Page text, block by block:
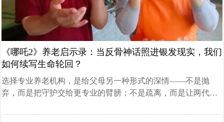
《哪吒2》养老启示录：当反骨神话照进银发现实，我们
如何续写生命轮回？
选择专业养老机构，是给父母另一种形式的深情——不是抛
弃，而是把守护交给更专业的臂膀；不是疏离，而是让两代人
的注解：当我无法时刻牵你的手，定会为你找到最温暖的港